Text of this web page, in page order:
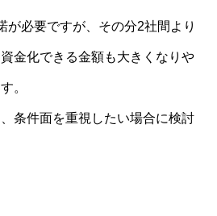
が必要ですが、その分2社間より
金化できる金額も大きくなりや
。
条件面を重視したい場合に検討